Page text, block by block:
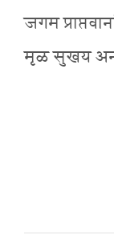
जगम
मृळ सुखय